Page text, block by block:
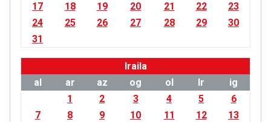
17
18 19 20 21 22
23
24
25 26 27 28 29
30
31
Iraila
al
ar az og ol lr
ig
1
2 3 4 5
6
7
8 9 10 11 12
13